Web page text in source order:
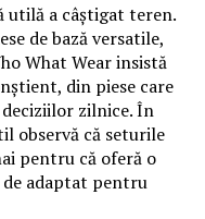
utilă a câștigat teren.
de bază versatile,
What Wear insistă
din piese care
zilnice. În
observă că seturile
pentru că oferă o
adaptat pentru